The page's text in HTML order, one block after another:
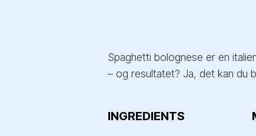
Spaghetti bolognese er en
– og resultatet? Ja, det kan du
INGREDIENTS